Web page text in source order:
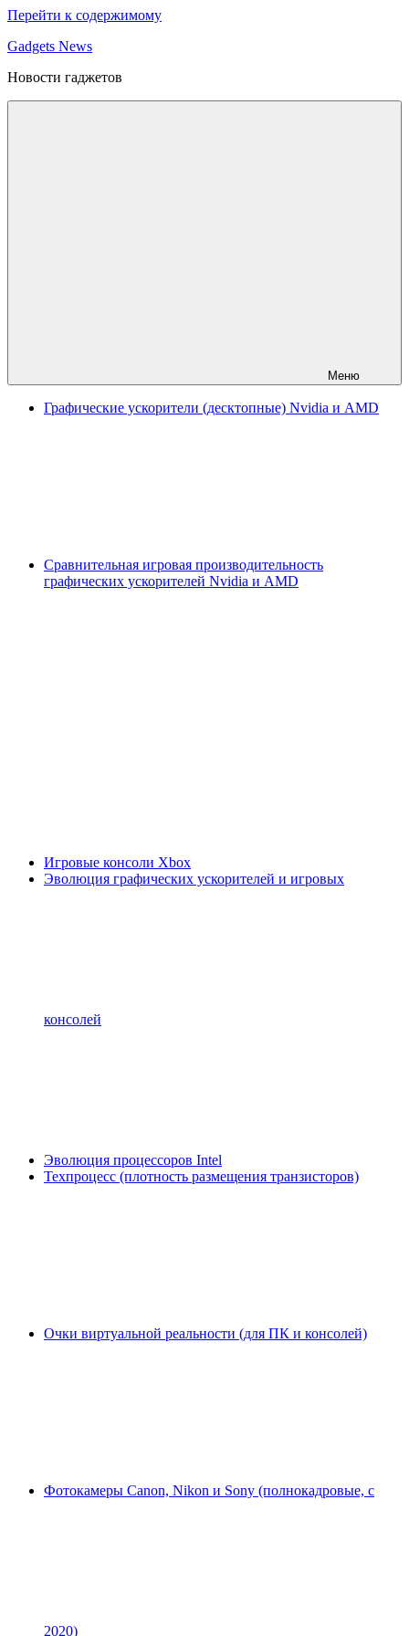
Перейти к содержимому
Gadgets News
Новости гаджетов
Меню
Графические ускорители (десктопные) Nvidia и AMD
Сравнительная игровая производительность
графических ускорителей Nvidia и AMD
Игровые консоли Xbox
Эволюция графических ускорителей и игровых
консолей
Эволюция процессоров Intel
Техпроцесс (плотность размещения транзисторов)
Очки виртуальной реальности (для ПК и консолей)
Фотокамеры Canon, Nikon и Sony (полнокадровые, с
2020)